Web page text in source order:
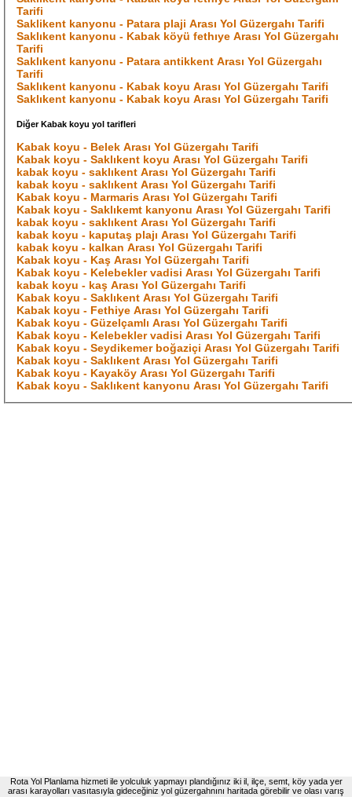
Tarifi
Saklikent kanyonu - Patara plaji Arası Yol Güzergahı Tarifi
Saklıkent kanyonu - Kabak köyü fethıye Arası Yol Güzergahı
Tarifi
Saklıkent kanyonu - Patara antikkent Arası Yol Güzergahı
Tarifi
Saklıkent kanyonu - Kabak koyu Arası Yol Güzergahı Tarifi
Saklıkent kanyonu - Kabak koyu Arası Yol Güzergahı Tarifi
Diğer Kabak koyu yol tarifleri
Kabak koyu - Belek Arası Yol Güzergahı Tarifi
Kabak koyu - Saklıkent koyu Arası Yol Güzergahı Tarifi
kabak koyu - saklıkent Arası Yol Güzergahı Tarifi
kabak koyu - saklıkent Arası Yol Güzergahı Tarifi
Kabak koyu - Marmaris Arası Yol Güzergahı Tarifi
Kabak koyu - Saklıkemt kanyonu Arası Yol Güzergahı Tarifi
kabak koyu - saklıkent Arası Yol Güzergahı Tarifi
kabak koyu - kaputaş plajı Arası Yol Güzergahı Tarifi
kabak koyu - kalkan Arası Yol Güzergahı Tarifi
Kabak koyu - Kaş Arası Yol Güzergahı Tarifi
Kabak koyu - Kelebekler vadisi Arası Yol Güzergahı Tarifi
kabak koyu - kaş Arası Yol Güzergahı Tarifi
Kabak koyu - Saklıkent Arası Yol Güzergahı Tarifi
Kabak koyu - Fethiye Arası Yol Güzergahı Tarifi
Kabak koyu - Güzelçamlı Arası Yol Güzergahı Tarifi
Kabak koyu - Kelebekler vadisi Arası Yol Güzergahı Tarifi
Kabak koyu - Seydikemer boğaziçi Arası Yol Güzergahı Tarifi
Kabak koyu - Saklıkent Arası Yol Güzergahı Tarifi
Kabak koyu - Kayaköy Arası Yol Güzergahı Tarifi
Kabak koyu - Saklıkent kanyonu Arası Yol Güzergahı Tarifi
Rota Yol Planlama hizmeti ile yolculuk yapmayı plandığınız iki il, ilçe, semt, köy yada yer
arası karayolları vasıtasıyla gideceğiniz yol güzergahnını haritada görebilir ve olası varış